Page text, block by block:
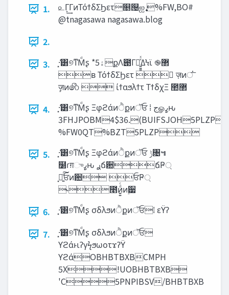
1.
௨Γ͕͢ΓͷΤόϯδΣϦετ௕୔ஐ࣏ %FW,BO#
@tnagasawa nagasawa.blog
2.
3.
͓·͑͸୭ͳΜͩʂ *5‫ۀ‬քΛ౉Γา͍͍͍ͯͯΔϞϊ ֎޲
ʙ ΤόϯδΣϦετ  ٕज़ͷਂ͞
ٕज़ͷ෯  ίϯαϧλϯτ ΤϯδχΞ ಺޲
4.
͓·͑͸୭ͳΜͩʂ Ξφϩάͷੈքͷॅਓ ⁞ ‫ج‬ௐߨԋ
%FW0QT%BZT5PLZP
5.
͓·͑͸୭ͳΜͩʂ Ξφϩάͷੈքͷॅਓ ‫ݱ‬৔๚
໰ɾग़ுߨԋ ࣮ࢪճ਺ճҎ্
͓ձ͍ͨ͠ਓͷ਺ ਓҎ্
˞೥ͷ͍͍ͩͨͷ࣮੷
6.
͓·͑͸୭ͳΜͩʂ σδλϧͷੈքͷॅਓ⁞ εΫʔ
7.
͓·͑͸୭ͳΜͩʂ σδλϧͷੈքͷॅਓ
ϒϩάͱιʔγϟϧωοτϫʔΫ
ϒϩάOBHBTBXBCMPH
5X!UOBHBTBXB
'C5PNPIBSV/BHBTBXB